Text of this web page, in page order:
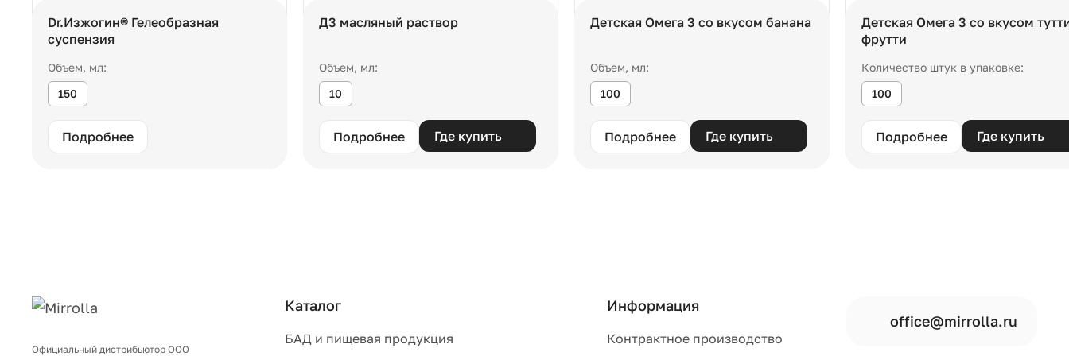
Dr.Изжогин® Гелеобразная
суспензия
Объем, мл:
150
Подробнее
Д3 масляный раствор
Объем, мл:
10
Подробнее Где купить
Детская Омега 3 со вкусом банана
Объем, мл:
100
Подробнее Где купить
Детская Омега 3 со вкусом
фрутти
Количество штук в упаковке:
100
Подробнее Где купить
Официальный дистрибьютор ООО
Каталог
БАД и пищевая продукция
Информация
Контрактное производство
office@mirrolla.ru